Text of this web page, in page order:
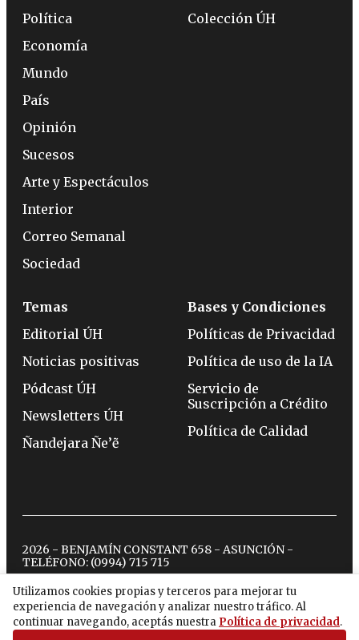
Utilizamos cookies propias y terceros para mejorar tu
experiencia de navegación y analizar nuestro tráfico. Al
continuar navegando, aceptás nuestra Política de privacidad.
Política
Economía
Mundo
País
Opinión
Sucesos
Arte y Espectáculos
Interior
Correo Semanal
Sociedad
Colección ÚH
Temas
Editorial ÚH
Noticias positivas
Pódcast ÚH
Newsletters ÚH
Ñandejara Ñe’ẽ
Bases y Condiciones
Políticas de Privacidad
Política de uso de la IA
Servicio de
Suscripción a Crédito
Política de Calidad
2026 - BENJAMÍN CONSTANT 658 - ASUNCIÓN -
TELÉFONO: (0994) 715 715
twitterinstagram
facebook
tiktokyoutubespotify